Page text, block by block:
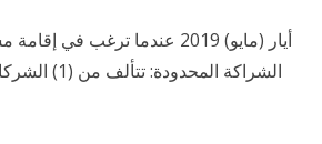
الشراكة